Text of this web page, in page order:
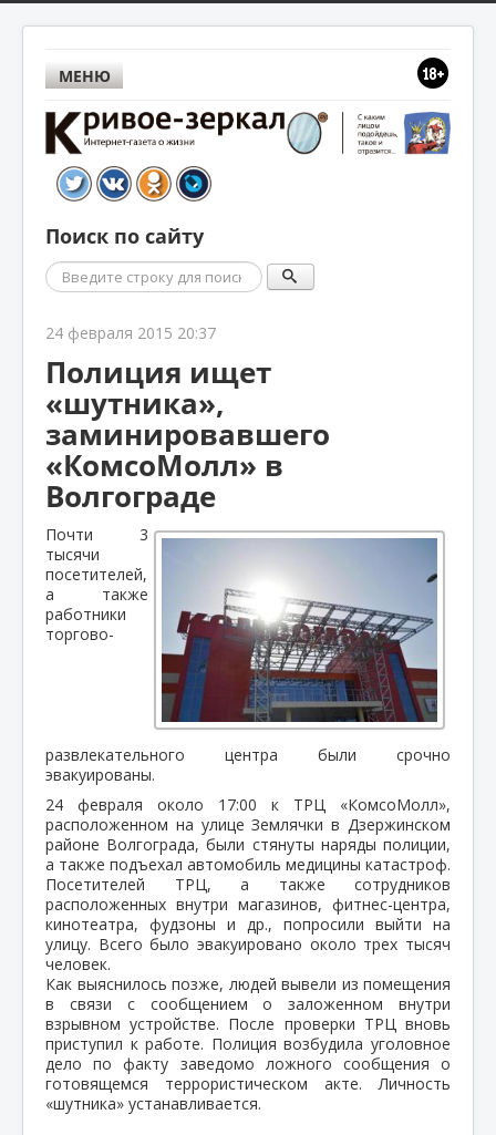
МЕНЮ
Поиск по сайту
Поиск
24 февраля 2015 20:37
Полиция ищет
«шутника»,
заминировавшего
«КомсоМолл» в
Волгограде
Почти 3
тысячи
посетителей,
а также
работники
торгово-
развлекательного центра были срочно
эвакуированы.
24 февраля около 17:00 к ТРЦ «КомсоМолл»,
расположенном на улице Землячки в Дзержинском
районе Волгограда, были стянуты наряды полиции,
а также подъехал автомобиль медицины катастроф.
Посетителей ТРЦ, а также сотрудников
расположенных внутри магазинов, фитнес-центра,
кинотеатра, фудзоны и др., попросили выйти на
улицу. Всего было эвакуировано около трех тысяч
человек.
Как выяснилось позже, людей вывели из помещения
в связи с сообщением о заложенном внутри
взрывном устройстве. После проверки ТРЦ вновь
приступил к работе. Полиция возбудила уголовное
дело по факту заведомо ложного сообщения о
готовящемся террористическом акте. Личность
«шутника» устанавливается.